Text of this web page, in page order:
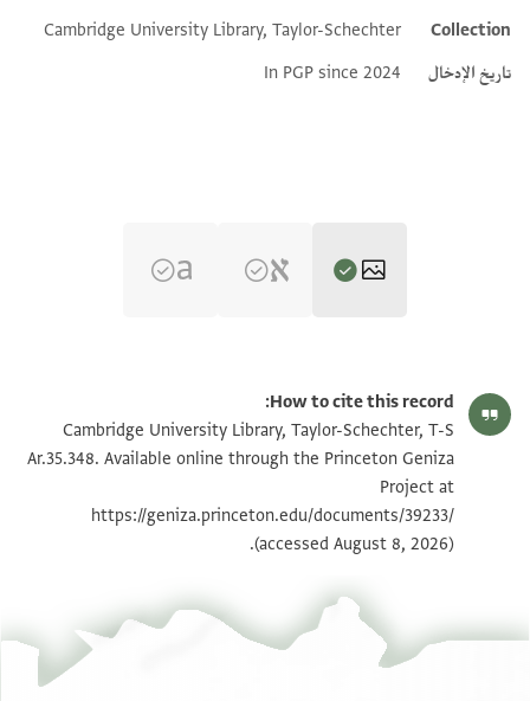
Collection
Cambridge University Library, Taylor-Schechter
تاريخ الإدخال
In PGP since 2024
T-S Ar.35.348 1r تكبير و تدوير
بيان أذونات الصورة
How to cite this record:
Cambridge University Library, Taylor-Schechter, T-S
Ar.35.348. Available online through the Princeton Geniza
Project at
https://geniza.princeton.edu/documents/39233/
(accessed August 8, 2026).